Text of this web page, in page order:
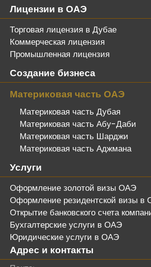
Лицензии в ОАЭ
Торговая лицензия в Дубае
Коммерческая лицензия
Промышленная лицензия
Создание бизнеса
Материковая часть ОАЭ
Материковая часть Дубая
Материковая часть Абу-Даби
Материковая часть Шарджи
Материковая часть Аджмана
Услуги
Оформление золотой визы ОАЭ
Оформление резидентской визы в
Открытие банковского счета
Бухгалтерские услуги в ОАЭ
Юридические услуги в ОАЭ
Адрес и контакты